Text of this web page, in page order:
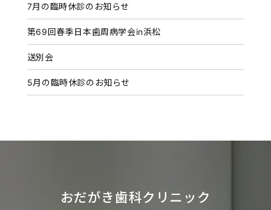
7月の臨時休診のお知らせ
第69回春季日本歯周病学会in浜松
送別会
5月の臨時休診のお知らせ
おだがき歯科クリニック